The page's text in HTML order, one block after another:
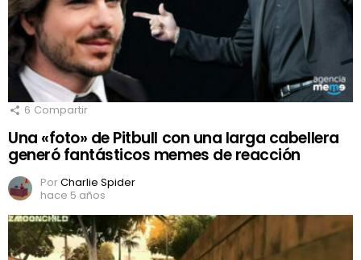
6 Compartir
Una «foto» de Pitbull con una larga cabellera
generó fantásticos memes de reacción
PorCharlie Spider
hace 5 años